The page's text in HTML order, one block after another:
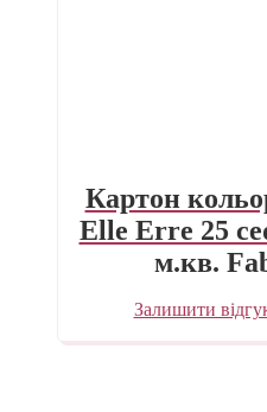
Картон
Elle Erre 25
м.кв.
Залишити